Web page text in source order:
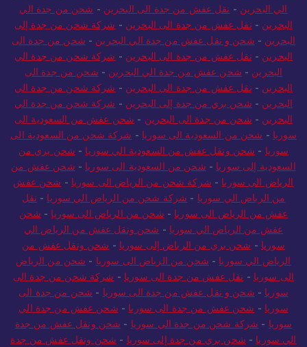
الي البحرين - نقل عفش من جدة الى البحرين - شحن من جدة الي
البحرين - نقل عفش من جدة الى البحرين - شركة شحن من جدة إلى
البحرين - شحن و نقل عفش من جدة الي البحرين - شحن من جدة الى
البحرين - نقل عفش من جدة الى البحرين - شركة شحن من جدة الي
البحرين - شحن عفش من جدة الي البحرين - شحن من جدة الى
البحرين - نقل عفش من جدة الى البحرين - شركة شحن من جدة الي
البحرين - شحن بري من جدة إلى البحرين - شركة شحن من جدة الي
البحرين - شحن من جدة الى البحرين - شحن عفش من السعودية الى
سوريا - شحن من السعودية الى سوريا - شركة شحن من السعودية الى
سوريا - شحن ونقل عفش من السعودية الي سوريا - شحن بري من
السعودية إلى سوريا - شحن من السعودية الى سوريا - شحن عفش من
الرياض الى سوريا - شركة شحن من الرياض الى سوريا - شحن عفش
من الرياض الي سوريا - شركة شحن من الرياض الي سوريا - نقل
عفش من الرياض الى سوريا - شحن من الرياض الى سوريا - شحن
عفش من الرياض الي سوريا - شحن ونقل عفش من الرياض الي
سوريا - شحن بري من الرياض إلى سوريا - شحن ونقل عفش من
الرياض الي سوريا - شحن من الرياض الى سوريا - شحن من الرياض
الى سوريا - نقل عفش من جدة الى سوريا - شركة شحن من جدة الى
سوريا - شحن و نقل عفش من جدة الى سوريا - شحن من جدة الى
سوريا - شحن عفش من جدة الى سوريا - شحن عفش من جدة الي
سوريا - شركة شحن من جدة الي سوريا - شحن ونقل عفش من جدة
الي سوريا - شحن بري من جدة إلى سوريا - شحن ونقل عفش من جدة